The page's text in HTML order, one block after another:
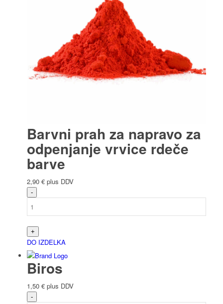
Barvni prah za napravo za
odpenjanje vrvice rdeče
barve
2,90 € plus DDV
DO IZDELKA
Biros
1,50 € plus DDV